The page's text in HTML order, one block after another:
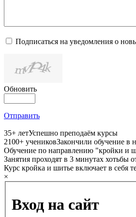
Подписаться на уведомления о
Обновить
Отправить
35+ летУспешно преподаём курсы
2100+ учениковЗакончили обучение в
Обучение по направлению "кройки и
Занятия проходят в 3 минутах хотьбы
Курс кройка и шитье включает в себя
×
Вход на сайт